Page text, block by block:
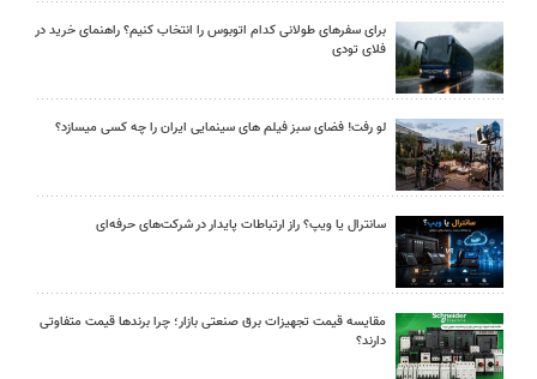
برای سفرهای طولانی کدام اتوبوس را انتخاب کنیم؟ راهنمای خرید در
فلای تودی
لو رفت! فضای سبز فیلم های سینمایی ایران را چه کسی میسازد؟
سانترال یا ویپ؟ راز ارتباطات پایدار در شرکت‌های حرفه‌ای
مقایسه قیمت تجهیزات برق صنعتی بازار؛ چرا برندها قیمت متفاوتی
دارند؟